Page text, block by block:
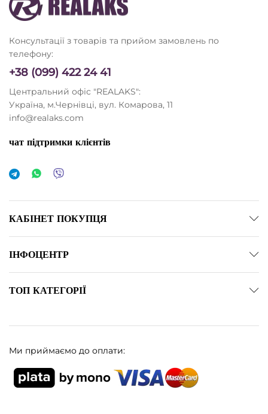
Консультації з товарів та прийом замовлень по
телефону:
+38 (099) 422 24 41
Центральний офіс "REALAKS":
Україна, м.Чернівці, вул. Комарова, 11
info@realaks.com
чат підтримки клієнтів
КАБІНЕТ ПОКУПЦЯ
ІНФОЦЕНТР
ТОП КАТЕГОРІЇ
Ми приймаємо до оплати: